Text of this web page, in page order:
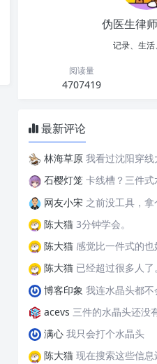
伪医生律
记录、生
阅读量
4707419
最新评论
林海草原 我看过沈阳穿线大神和海南弱电小胡的视频
石樱灯笼 卡线槽？三件式水晶头
网友小宋 之前没工具，
陈大猫 3分钟学会。
陈大猫 感觉比一件式的也
陈大猫 已经超过很多人了。
博客印象 我连水晶头都不
acevs 三件的水晶头还没有用过，
满心 我只会打个水晶头
陈大猫 现在搜索这些信息